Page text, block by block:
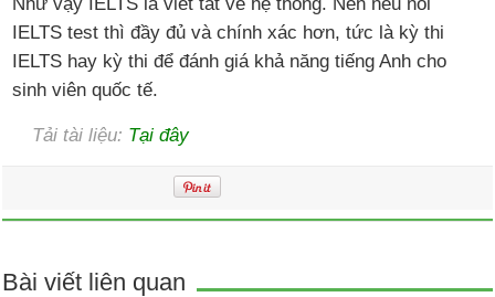
IELTS test thì đầy đủ và chính xác hơn, tức là kỳ thi
IELTS hay kỳ thi để đánh giá khả năng tiếng Anh cho
sinh viên quốc tế.
Tải tài liệu: Tại đây
Bài viết liên quan